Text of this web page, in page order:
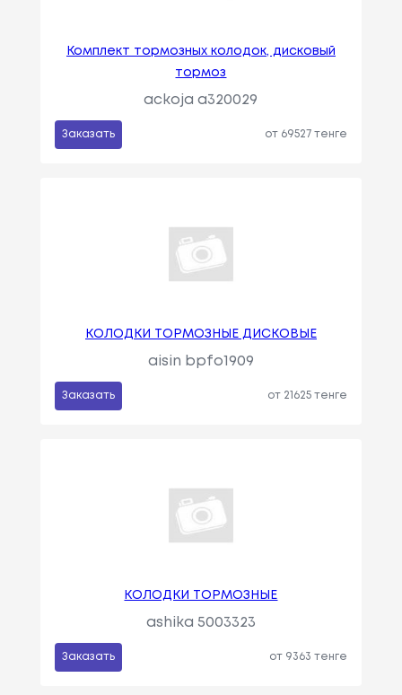
Комплект тормозных колодок, дисковый
тормоз
ackoja a320029
Заказать от 69527 тенге
КОЛОДКИ ТОРМОЗНЫЕ ДИСКОВЫЕ
aisin bpfo1909
Заказать от 21625 тенге
КОЛОДКИ ТОРМОЗНЫЕ
ashika 5003323
Заказать от 9363 тенге